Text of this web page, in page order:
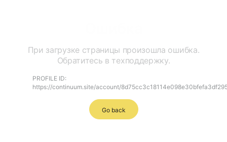
При загрузке страницы произошла ошибка.
Обратитесь в техподдержку.
PROFILE ID:
https://continuum.site/account/
Go back